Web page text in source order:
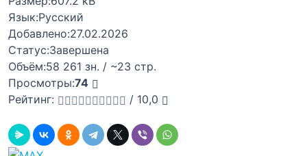
Язык:Русский
Добавлено:27.02.2026
Статус:Завершена
Объём:58 261 зн. / ~23 стр.
Просмотры:74
Рейтинг:
/ 10,0